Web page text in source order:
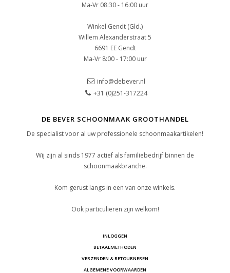
Ma-Vr 08:30 - 16:00 uur
Winkel Gendt (Gld.)
Willem Alexanderstraat 5
6691 EE Gendt
Ma-Vr 8:00 - 17:00 uur
info@debever.nl
+31 (0)251-317224
DE BEVER SCHOONMAAK GROOTHANDEL
De specialist voor al uw professionele schoonmaakartikelen!
Wij zijn al sinds 1977 actief als familiebedrijf binnen de
schoonmaakbranche.
Kom gerust langs in een van onze winkels.
Ook particulieren zijn welkom!
INLOGGEN
BETAALMETHODEN
VERZENDEN & RETOURNEREN
ALGEMENE VOORWAARDEN